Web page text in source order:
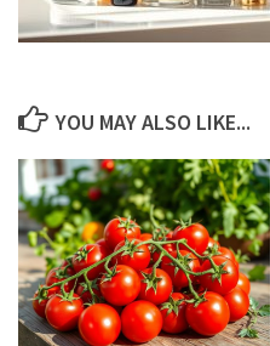
YOU MAY ALSO LIKE...